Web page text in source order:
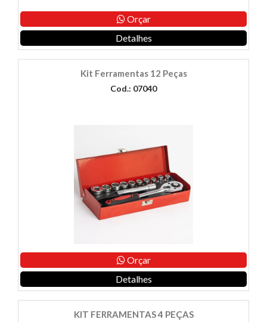
Orçar
Detalhes
Kit Ferramentas 12 Peças
Cod.: 07040
Orçar
Detalhes
KIT FERRAMENTAS 4 PEÇAS